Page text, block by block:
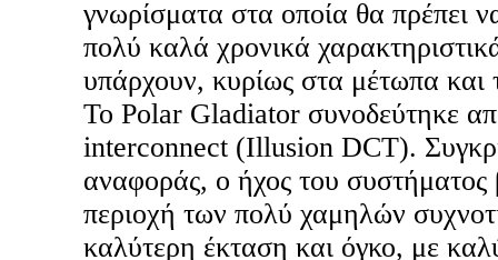
γνωρίσματα στα οποία θα πρέπει
πολύ καλά χρονικά
υπάρχουν, κυρίως στα μέτωπα
Το Polar Gladiator συνοδεύτηκε
interconnect (Illusion DCT).
αναφοράς, ο ήχος του συστήματος
περιοχή των πολύ χαμηλών
καλύτερη έκταση και όγκο, με